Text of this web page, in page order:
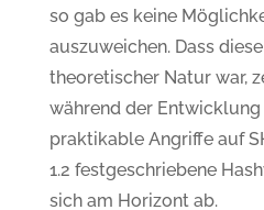
so gab es keine
auszuweichen. Dass
theoretischer Natur war,
während der Entwicklung
praktikable Angriffe auf
1.2 festgeschriebene
sich am Horizont ab.